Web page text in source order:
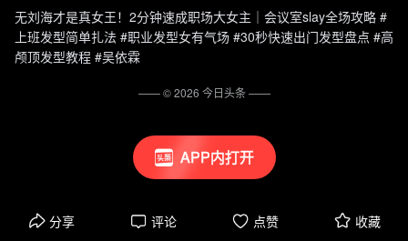
APP内打开
无刘海才是真女王！2分钟速成职场大女主｜会议室slay全场攻略 #
上班发型简单扎法 #职业发型女有气场 #30秒快速出门发型盘点 #高
颅顶发型教程 #吴依霖
分享 评论 点赞 收藏
—— ©2026 今日头条——